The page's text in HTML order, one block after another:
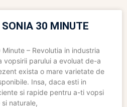
30 MINUTE
– Revolutia in industria
vopsirii parului a evoluat de-a
exista o mare varietate de
Insa, daca esti in
si rapide pentru a-ti vopsi
naturale,